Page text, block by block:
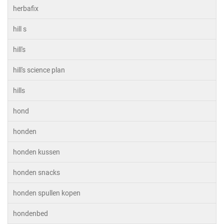
herbafix
hill s
hill's
hill's science plan
hills
hond
honden
honden kussen
honden snacks
honden spullen kopen
hondenbed